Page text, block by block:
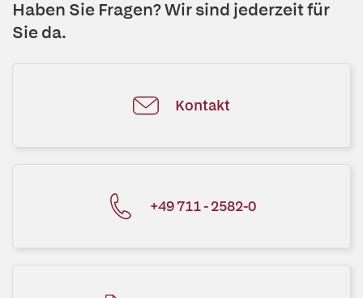
Haben Sie Fragen? Wir sind jederzeit für
Sie da.
Kontakt
+49 711 - 2582-0